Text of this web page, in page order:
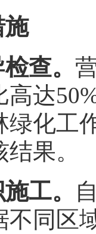
施
查。
高达
绿化工
果。
工。
不同区